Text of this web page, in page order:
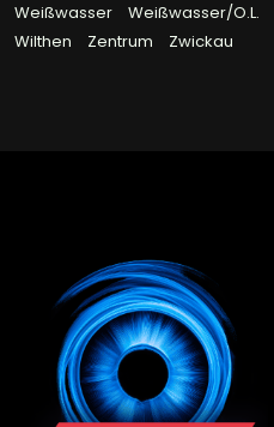
Weißwasser
Weißwasser/O.L.
Wilthen
Zentrum Zwickau